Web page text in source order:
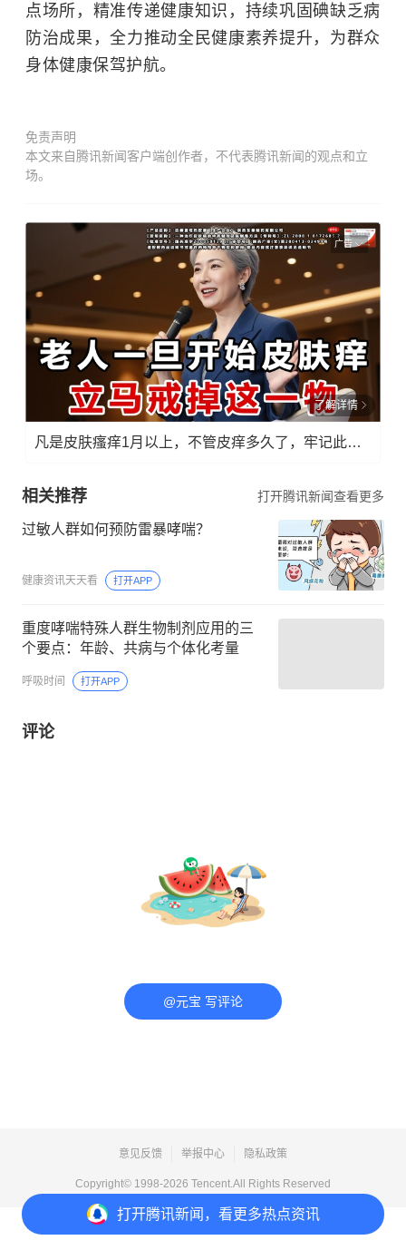
点场所，精准传递健康知识，持续巩固碘缺乏病
防治成果，全力推动全民健康素养提升，为群众
身体健康保驾护航。
免责声明
本文来自腾讯新闻客户端创作者，不代表腾讯新闻的观点和立
场。
打开腾讯新闻，看更多热点资讯
广告
了解详情
凡是皮肤瘙痒1月以上，不管皮痒多久了，牢记此法，快！准！狠！
相关推荐 打开腾讯新闻查看更多
过敏人群如何预防雷暴哮喘？
健康资讯天天看 打开APP
重度哮喘特殊人群生物制剂应用的三
个要点：年龄、共病与个体化考量
呼吸时间 打开APP
评论
@元宝 写评论
意见反馈 举报中心 隐私政策
Copyright© 1998-2026 Tencent.All Rights Reserved